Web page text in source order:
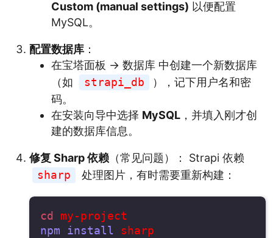
Custom (manual settings) 以便配置
MySQL。
配置数据库 ：
在宝塔面板 -> 数据库 中创建一个新数据库
（如
strapi_db
），记下用户名和密
码。
在安装向导中选择 MySQL ，并填入刚才创
建的数据库信息。
修复 Sharp 依赖 （常见问题）： Strapi 依赖
sharp
处理图片，有时需要重新构建：
cd
npm
install